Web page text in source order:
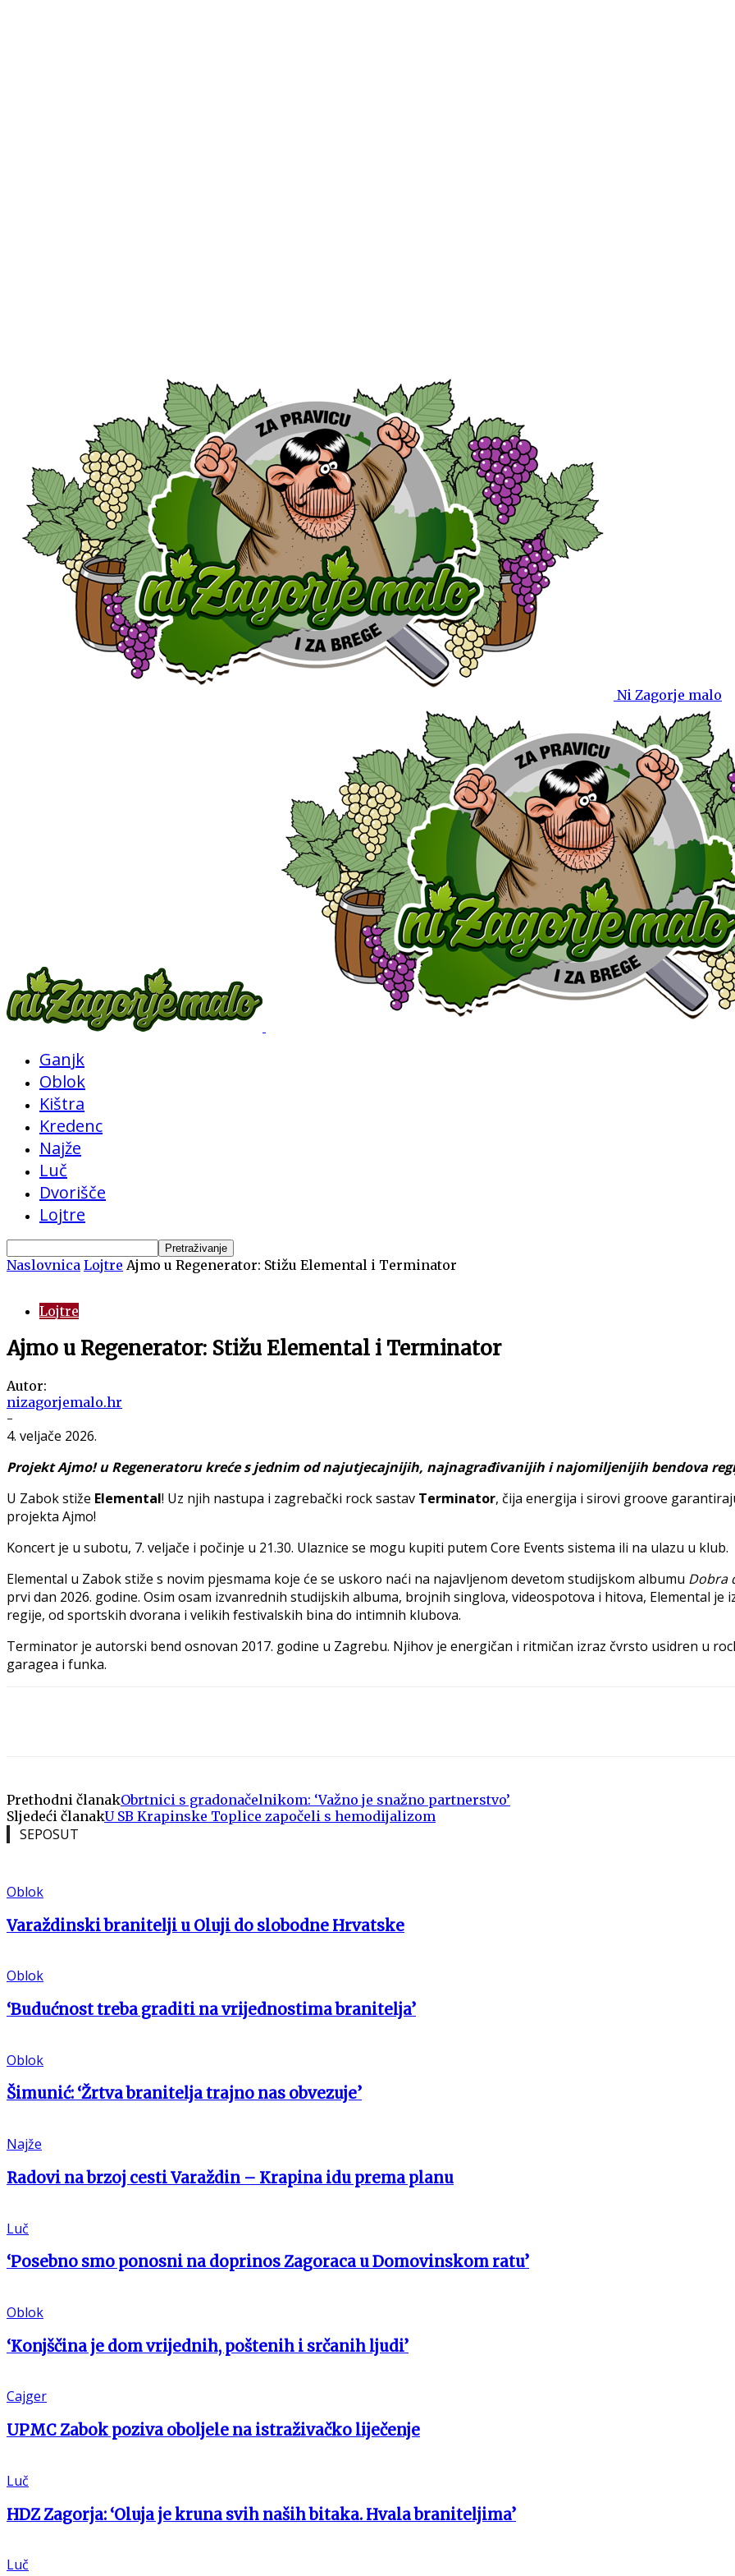
Ni Zagorje malo
Ganjk
Oblok
Kištra
Kredenc
Najže
Luč
Dvorišče
Lojtre
Naslovnica Lojtre Ajmo u Regenerator: Stižu Elemental i Terminator
Lojtre
Ajmo u Regenerator: Stižu Elemental i Terminator
Autor:
nizagorjemalo.hr
-
4. veljače 2026.
Projekt Ajmo! u Regeneratoru kreće s jednim od najutjecajnijih, najnagrađivanijih i najomiljenijih bendova
U Zabok stiže Elemental! Uz njih nastupa i zagrebački rock sastav Terminator, čija energija i sirovi groove
projekta Ajmo!
Koncert je u subotu, 7. veljače i počinje u 21.30. Ulaznice se mogu kupiti putem Core Events sistema ili na ulazu u klub.
Elemental u Zabok stiže s novim pjesmama koje će se uskoro naći na najavljenom devetom studijskom albumu Dobra
prvi dan 2026. godine. Osim osam izvanrednih studijskih albuma, brojnih singlova, videospotova i hitova, Elemental
regije, od sportskih dvorana i velikih festivalskih bina do intimnih klubova.
Terminator je autorski bend osnovan 2017. godine u Zagrebu. Njihov je energičan i ritmičan izraz čvrsto usidren u
garagea i funka.
Prethodni članakObrtnici s gradonačelnikom: ‘Važno je snažno partnerstvo’
Sljedeći članakU SB Krapinske Toplice započeli s hemodijalizom
SEPOSUT
Oblok
Varaždinski branitelji u Oluji do slobodne Hrvatske
Oblok
‘Budućnost treba graditi na vrijednostima branitelja’
Oblok
Šimunić: ‘Žrtva branitelja trajno nas obvezuje’
Najže
Radovi na brzoj cesti Varaždin – Krapina idu prema planu
Luč
‘Posebno smo ponosni na doprinos Zagoraca u Domovinskom ratu’
Oblok
‘Konjščina je dom vrijednih, poštenih i srčanih ljudi’
Cajger
UPMC Zabok poziva oboljele na istraživačko liječenje
Luč
HDZ Zagorja: ‘Oluja je kruna svih naših bitaka. Hvala braniteljima’
Luč